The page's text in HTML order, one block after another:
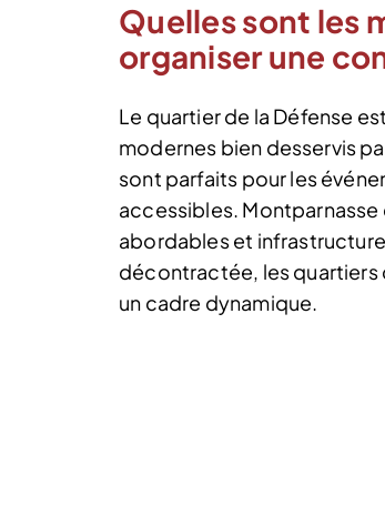
Quelles sont les
organiser une
Le quartier de la Défense
modernes bien desservis
sont parfaits pour les
accessibles.
abordables et
décontractée, les quartiers
un cadre dynamique.